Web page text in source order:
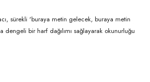
sürekli 'buraya metin gelecek, buraya metin
dengeli bir harf dağılımı sağlayarak okunurluğu